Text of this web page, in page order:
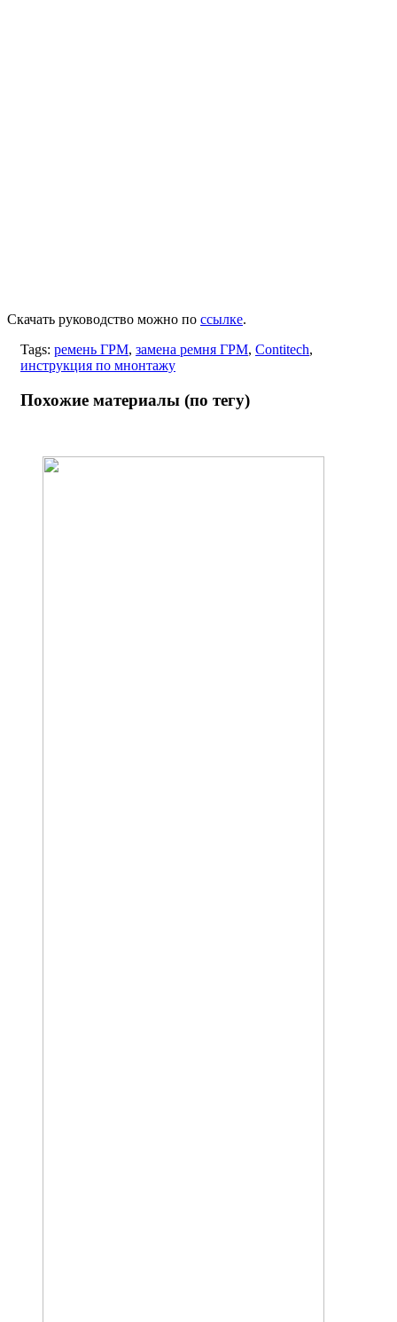
Скачать руководство можно по ссылке.
Tags: ремень ГРМ, замена ремня ГРМ, Contitech,
инструкция по мнонтажу
Похожие материалы (по тегу)